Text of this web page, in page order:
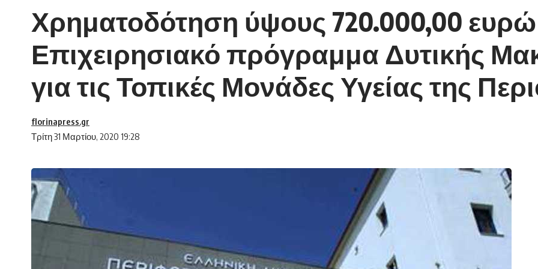
Χρηματοδότηση ύψους 720.000,00
Επιχειρησιακό πρόγραμμα Δυτικής
για τις Τοπικές Μονάδες Υγείας της
Τρίτη 31 Μαρτίου, 2020 19:28
florinapress.gr